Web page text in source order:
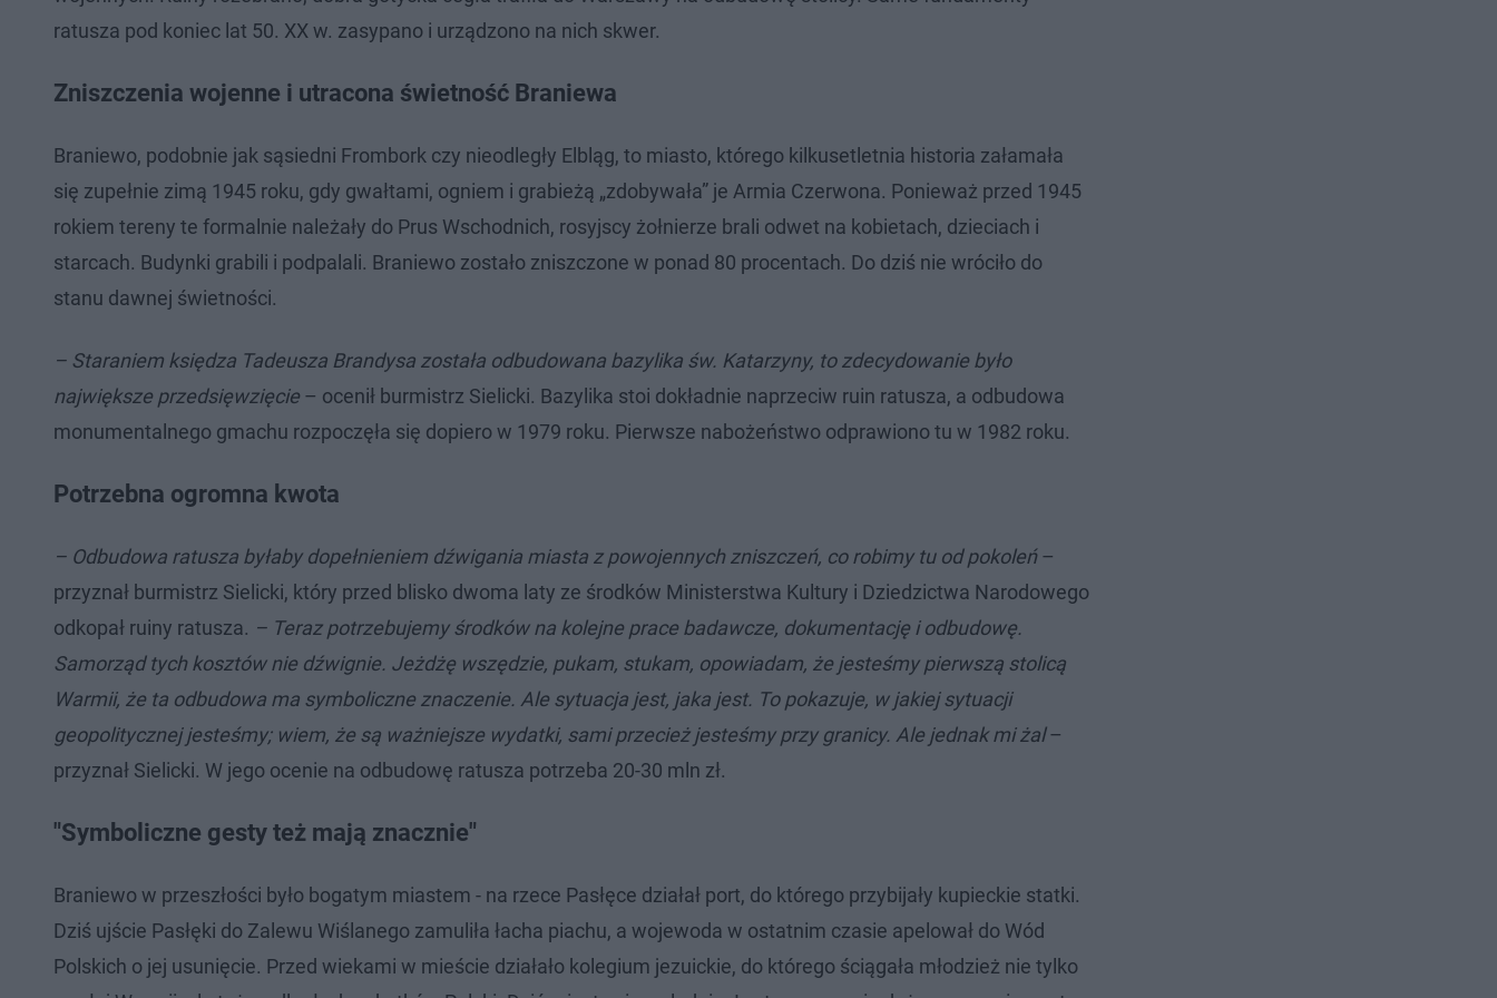
ratusza pod koniec lat 50. XX w. zasypano i urządzono na nich skwer.
Zniszczenia wojenne i utracona świetność Braniewa
Braniewo, podobnie jak sąsiedni Frombork czy nieodległy Elbląg, to miasto, którego kilkusetletnia historia załamała
się zupełnie zimą 1945 roku, gdy gwałtami, ogniem i grabieżą „zdobywała” je Armia Czerwona. Ponieważ przed 1945
rokiem tereny te formalnie należały do Prus Wschodnich, rosyjscy żołnierze brali odwet na kobietach, dzieciach i
starcach. Budynki grabili i podpalali. Braniewo zostało zniszczone w ponad 80 procentach. Do dziś nie wróciło do
stanu dawnej świetności.
– Staraniem księdza Tadeusza Brandysa została odbudowana bazylika św. Katarzyny, to zdecydowanie było
największe przedsięwzięcie – ocenił burmistrz Sielicki. Bazylika stoi dokładnie naprzeciw ruin ratusza, a odbudowa
monumentalnego gmachu rozpoczęła się dopiero w 1979 roku. Pierwsze nabożeństwo odprawiono tu w 1982 roku.
Potrzebna ogromna kwota
– Odbudowa ratusza byłaby dopełnieniem dźwigania miasta z powojennych zniszczeń, co robimy tu od pokoleń–
przyznał burmistrz Sielicki, który przed blisko dwoma laty ze środków Ministerstwa Kultury i Dziedzictwa Narodowego
odkopał ruiny ratusza. – Teraz potrzebujemy środków na kolejne prace badawcze, dokumentację i odbudowę.
Samorząd tych kosztów nie dźwignie. Jeżdżę wszędzie, pukam, stukam, opowiadam, że jesteśmy pierwszą stolicą
Warmii, że ta odbudowa ma symboliczne znaczenie. Ale sytuacja jest, jaka jest. To pokazuje, w jakiej sytuacji
geopolitycznej jesteśmy; wiem, że są ważniejsze wydatki, sami przecież jesteśmy przy granicy. Ale jednak mi żal–
przyznał Sielicki. W jego ocenie na odbudowę ratusza potrzeba 20-30 mln zł.
"Symboliczne gesty też mają znacznie"
Braniewo w przeszłości było bogatym miastem - na rzece Pasłęce działał port, do którego przybijały kupieckie statki.
Dziś ujście Pasłęki do Zalewu Wiślanego zamuliła łacha piachu, a wojewoda w ostatnim czasie apelował do Wód
Polskich o jej usunięcie. Przed wiekami w mieście działało kolegium jezuickie, do którego ściągała młodzież nie tylko